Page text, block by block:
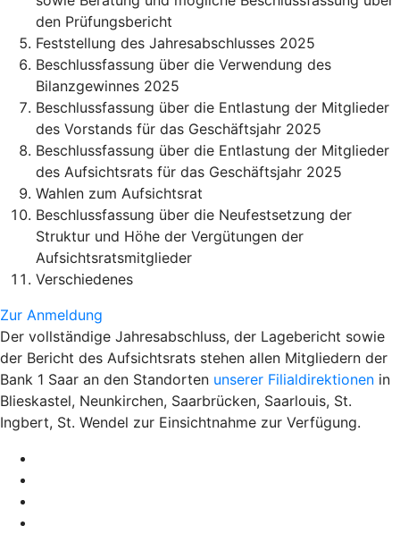
den Prüfungsbericht
Feststellung des Jahresabschlusses 2025
Beschlussfassung über die Verwendung des
Bilanzgewinnes 2025
Beschlussfassung über die Entlastung der Mitglieder
des Vorstands für das Geschäftsjahr 2025
Beschlussfassung über die Entlastung der Mitglieder
des Aufsichtsrats für das Geschäftsjahr 2025
Wahlen zum Aufsichtsrat
Beschlussfassung über die Neufestsetzung der
Struktur und Höhe der Vergütungen der
Aufsichtsratsmitglieder
Verschiedenes
Zur Anmeldung
Der vollständige Jahresabschluss, der Lagebericht sowie
der Bericht des Aufsichtsrats stehen allen Mitgliedern der
Bank 1 Saar an den Standorten unserer Filialdirektionen in
Blieskastel, Neunkirchen, Saarbrücken, Saarlouis, St.
Ingbert, St. Wendel zur Einsichtnahme zur Verfügung.